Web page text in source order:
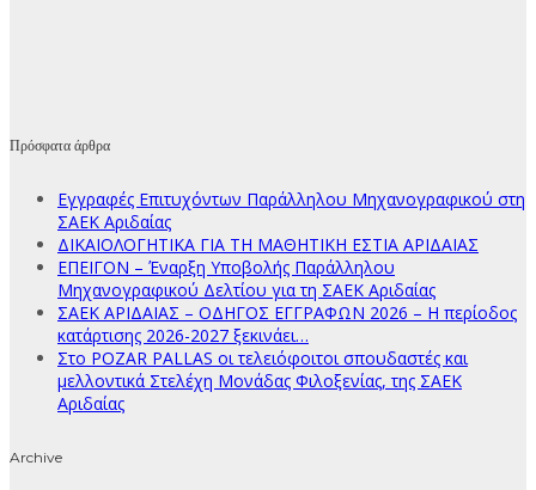
Πρόσφατα άρθρα
Εγγραφές Επιτυχόντων Παράλληλου Μηχανογραφικού στη
ΣΑΕΚ Αριδαίας
ΔΙΚΑΙΟΛΟΓΗΤΙΚΑ ΓΙΑ ΤΗ ΜΑΘΗΤΙΚΗ ΕΣΤΙΑ ΑΡΙΔΑΙΑΣ
ΕΠΕΙΓΟΝ – Έναρξη Υποβολής Παράλληλου
Μηχανογραφικού Δελτίου για τη ΣΑΕΚ Αριδαίας
ΣΑΕΚ ΑΡΙΔΑΙΑΣ – ΟΔΗΓΟΣ ΕΓΓΡΑΦΩΝ 2026 – Η περίοδος
κατάρτισης 2026-2027 ξεκινάει…
Στο POZAR PALLAS οι τελειόφοιτοι σπουδαστές και
μελλοντικά Στελέχη Μονάδας Φιλοξενίας, της ΣΑΕΚ
Αριδαίας
Archive